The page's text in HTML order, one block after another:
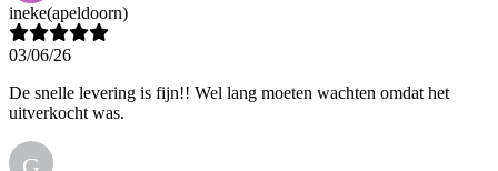
ineke(apeldoorn)
03/06/26
De snelle levering is fijn!! Wel lang moeten wachten omdat het
uitverkocht was.